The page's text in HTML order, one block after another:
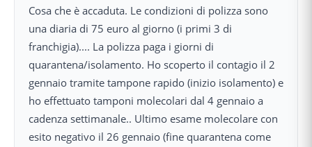
Cosa che è accaduta. Le condizioni di polizza sono
una diaria di 75 euro al giorno (i primi 3 di
franchigia).... La polizza paga i giorni di
quarantena/isolamento. Ho scoperto il contagio il 2
gennaio tramite tampone rapido (inizio isolamento) e
ho effettuato tamponi molecolari dal 4 gennaio a
cadenza settimanale.. Ultimo esame molecolare con
esito negativo il 26 gennaio (fine quarantena come